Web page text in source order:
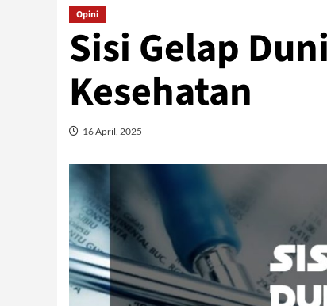
Opini
Sisi Gelap
Kesehatan
16 April, 2025